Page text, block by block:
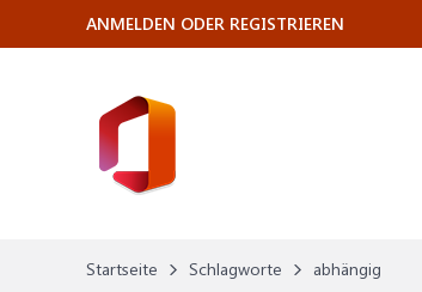
Startseite Schlagworte abhängig
ANMELDEN ODER REGISTRIEREN